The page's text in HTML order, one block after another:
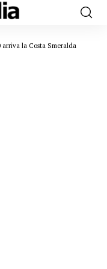
arriva la Costa Smeralda